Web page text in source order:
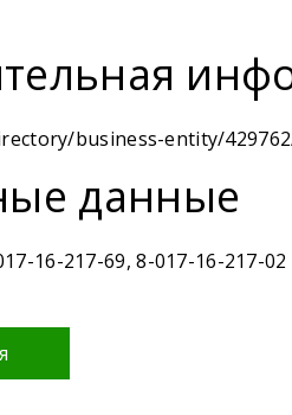
business-entity/
данные
16-217-69, 8-017-16-217-02